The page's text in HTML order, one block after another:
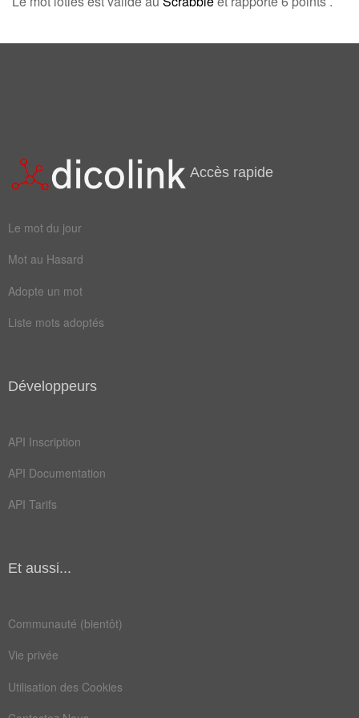
patinoire
Accès rapide
Le mot du jour
Mot au Hasard
Adopte un mot
Liste mots adoptés
Développeurs
API Inscription
API Documentation
API Tarifs
Et aussi...
Communauté (bientôt)
Vie privée
Utilisation des Cookies